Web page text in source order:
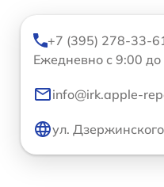
+7 (395) 278-33-
Ежедневно с 9:00
info@irk.apple-
ул.